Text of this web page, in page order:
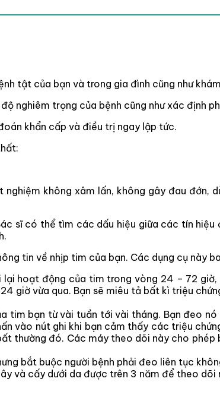
tật của bạn và trong gia đình cũng như
nghiêm trọng của bệnh cũng như xác định
khẩn cấp và điều trị ngay lập tức.
không xâm lấn, không gây đau đớn,
sĩ có thể tìm các dấu hiệu giữa các tín hiệu
tin về nhịp tim của bạn. Các dụng cụ này
hoạt động của tim trong vòng 24 – 72
giờ vừa qua. Bạn sẽ miêu tả bất kì triệu
bạn từ vài tuần tới vài tháng. Bạn đeo
vào nút ghi khi bạn cảm thấy các triệu
thường đó. Các máy theo dõi này cho phép
bắt buộc người bệnh phải đeo liên tục
và cấy dưới da được trên 3 năm để theo dõi